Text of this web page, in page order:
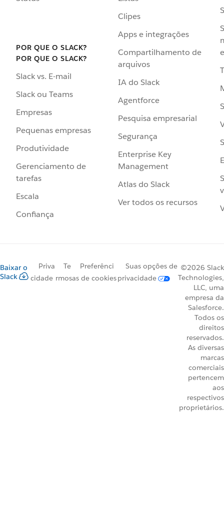
POR QUE O SLACK?
POR QUE O SLACK?
Slack vs. E-mail
Slack ou Teams
Empresas
Pequenas empresas
Produtividade
Gerenciamento de
tarefas
Escala
Confiança
Clipes
Apps e integrações
Compartilhamento de
arquivos
IA do Slack
Agentforce
Pesquisa empresarial
Segurança
Enterprise Key
Management
Atlas do Slack
Ver todos os recursos
Baixar o
Slack
Priva
cidade
Te
rmos
Preferênci
as de cookies
Suas opções de
privacidade
©2026 Slack
Technologies,
LLC, uma
empresa da
Salesforce.
Todos os
direitos
reservados.
As diversas
marcas
comerciais
pertencem
aos
respectivos
proprietários.